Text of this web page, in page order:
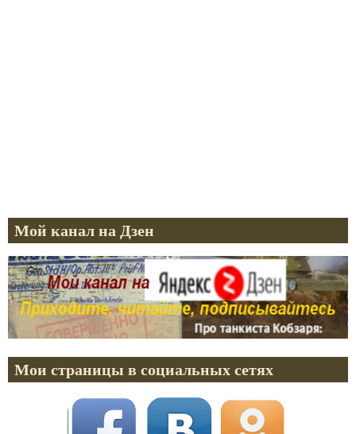
Мой канал на Дзен
Мои страницы в социальных сетях